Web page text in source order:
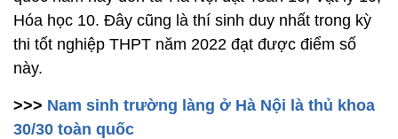
Hóa học 10. Đây cũng là thí sinh duy nhất trong kỳ
thi tốt nghiệp THPT năm 2022 đạt được điểm số
này.
>>> Nam sinh trường làng ở Hà Nội là thủ khoa
30/30 toàn quốc